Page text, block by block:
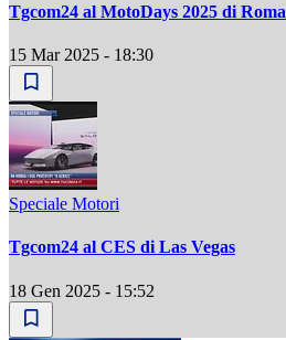
Tgcom24 al MotoDays 2025 di Roma
15 Mar 2025 - 18:30
Speciale Motori
Tgcom24 al CES di Las Vegas
18 Gen 2025 - 15:52